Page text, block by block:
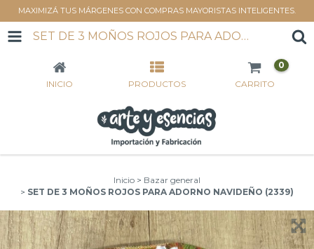
MAXIMIZÁ TUS MÁRGENES CON COMPRAS MAYORISTAS INTELIGENTES.
SET DE 3 MOÑOS ROJOS PARA ADORNO NAVIDEÑO (2339)
INICIO PRODUCTOS CARRITO
0
Inicio > Bazar general
> SET DE 3 MOÑOS ROJOS PARA ADORNO NAVIDEÑO (2339)